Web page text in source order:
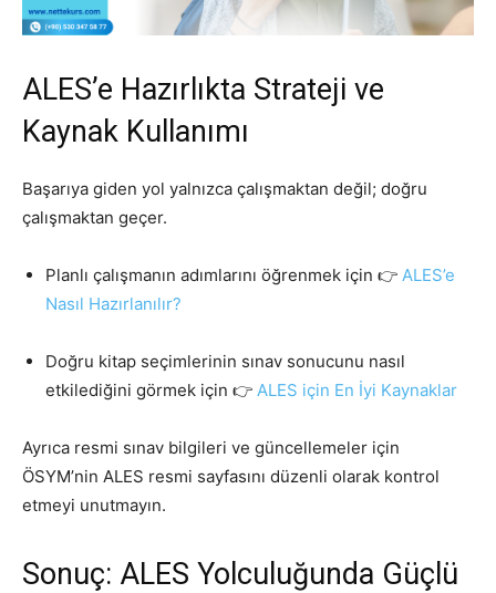
ALES’e Hazırlıkta Strateji ve
Kaynak Kullanımı
Başarıya giden yol yalnızca çalışmaktan değil; doğru
çalışmaktan geçer.
Planlı çalışmanın adımlarını öğrenmek için 👉 ALES’e
Nasıl Hazırlanılır?
Doğru kitap seçimlerinin sınav sonucunu nasıl
etkilediğini görmek için 👉 ALES için En İyi Kaynaklar
Ayrıca resmi sınav bilgileri ve güncellemeler için
ÖSYM’nin ALES resmi sayfasını düzenli olarak kontrol
etmeyi unutmayın.
Sonuç: ALES Yolculuğunda Güçlü